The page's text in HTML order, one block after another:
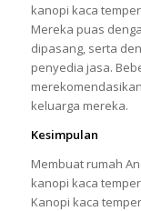
kanopi kaca
Mereka puas
dipasang, serta
penyedia jasa.
keluarga mereka.
Kesimpulan
Membuat rumah
kanopi kaca
Kanopi kaca